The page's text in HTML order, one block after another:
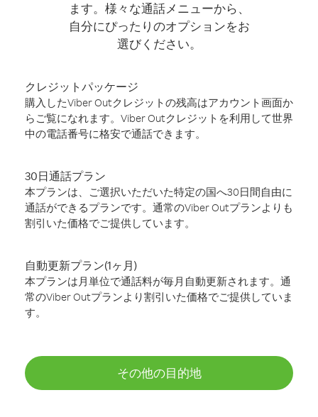
ます。様々な通話メニューから、
自分にぴったりのオプションをお
選びください。
クレジットパッケージ
購入したViber Outクレジットの残高はアカウント画面か
らご覧になれます。Viber Outクレジットを利用して世界
中の電話番号に格安で通話できます。
30日通話プラン
本プランは、ご選択いただいた特定の国へ30日間自由に
通話ができるプランです。通常のViber Outプランよりも
割引いた価格でご提供しています。
自動更新プラン(1ヶ月)
本プランは月単位で通話料が毎月自動更新されます。通
常のViber Outプランより割引いた価格でご提供していま
す。
その他の目的地